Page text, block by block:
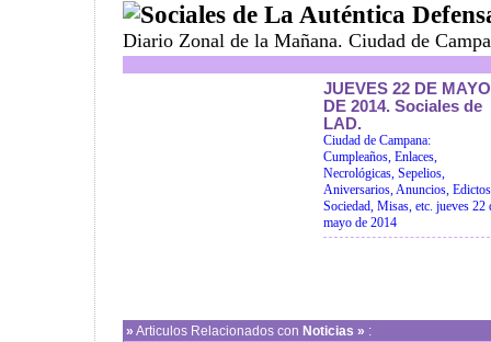
Sociales de La Auténtica
Diario Zonal de la Mañana. Ciudad de
JUEVES 22 DE MAYO
DE 2014. Sociales de
LAD.
Ciudad de Campana:
Cumpleaños, Enlaces,
Necrológicas, Sepelios,
Aniversarios, Anuncios,
Sociedad, Misas, etc. jueves 22
mayo de 2014
» Articulos Relacionados con Noticias » :